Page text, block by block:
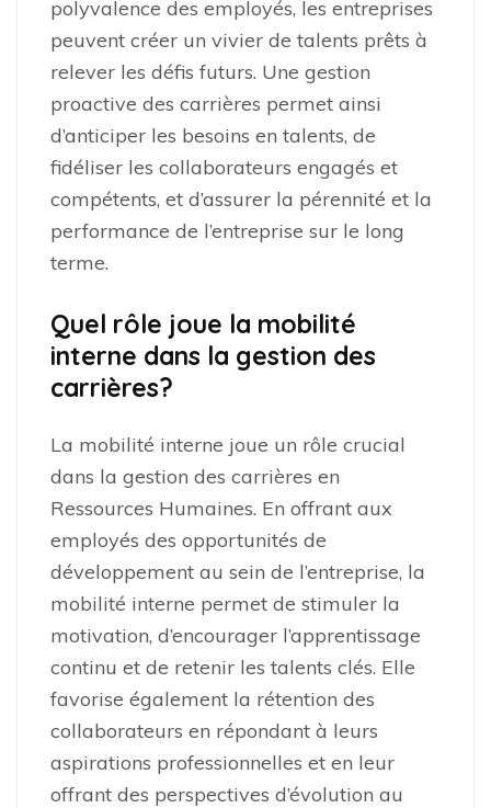
polyvalence des employés, les entreprises
peuvent créer un vivier de talents prêts à
relever les défis futurs. Une gestion
proactive des carrières permet ainsi
d’anticiper les besoins en talents, de
fidéliser les collaborateurs engagés et
compétents, et d’assurer la pérennité et la
performance de l’entreprise sur le long
terme.
Quel rôle joue la mobilité
interne dans la gestion des
carrières?
La mobilité interne joue un rôle crucial
dans la gestion des carrières en
Ressources Humaines. En offrant aux
employés des opportunités de
développement au sein de l’entreprise, la
mobilité interne permet de stimuler la
motivation, d’encourager l’apprentissage
continu et de retenir les talents clés. Elle
favorise également la rétention des
collaborateurs en répondant à leurs
aspirations professionnelles et en leur
offrant des perspectives d’évolution au